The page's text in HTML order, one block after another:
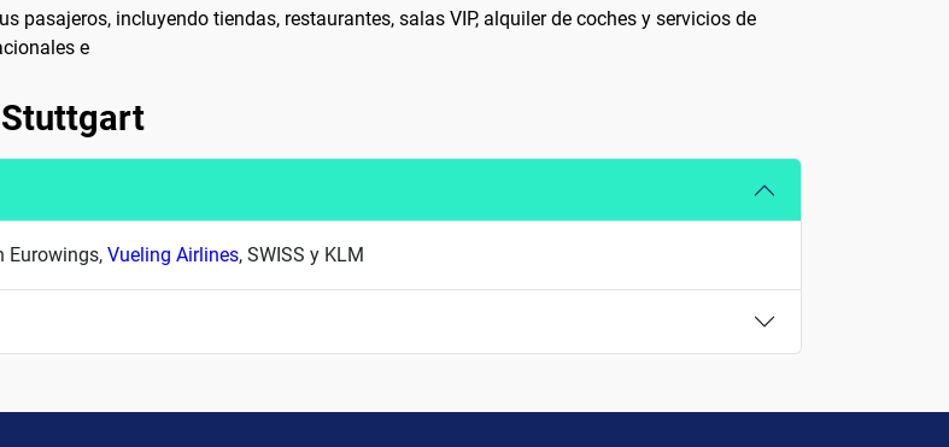
pasajeros, incluyendo tiendas, restaurantes, salas VIP, alquiler de coches y servicios de
e
Eurowings, Vueling Airlines, SWISS y KLM